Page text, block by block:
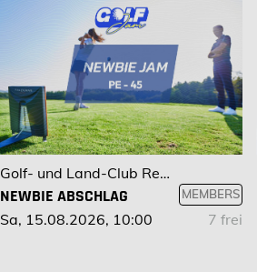
Golf- und Land-Club Regensburg
NEWBIE ABSCHLAG MEMBERS
Sa, 15.08.2026, 10:00 7 frei